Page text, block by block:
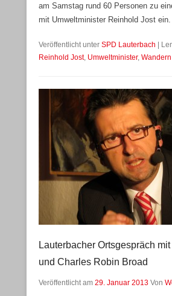
am Samstag rund 60 Personen zu
mit Umweltminister Reinhold Jost ein.
Veröffentlicht unter SPD Lauterbach
Reinhold Jost, Umweltminister, Wandern
Lauterbacher Ortsgespräch
und Charles Robin Broad
Veröffentlicht am 29. Januar 2013 Von